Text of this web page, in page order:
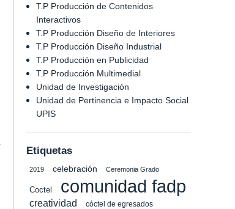
T.P Producción de Contenidos
Interactivos
T.P Producción Diseño de Interiores
T.P Producción Diseño Industrial
T.P Producción en Publicidad
T.P Producción Multimedial
Unidad de Investigación
Unidad de Pertinencia e Impacto Social
UPIS
Etiquetas
2019 celebración Ceremonia Grado
Coctel comunidad fadp
creatividad cóctel de egresados